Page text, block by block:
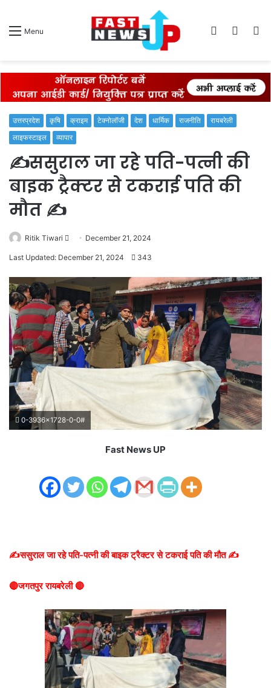
Menu
Switch
Log
उत्तरप्रदेश कृषि क्राइम टेक्नोलॉजी देश धार्मिक राजनीति
रायबरेली
लाइफस्टाइल
व्यापार
✍️ससुराल जा रहे पति-पत्नी की
बाइक ट्रैक्टर से टकराई पति की
मौत ✍️
Ritik Tiwari
Send December 21, 2024
Last Updated: December 21, 2024 343
0-3936x1728-0-0#
Fast News UP
✍️ससुराल जा रहे पति-पत्नी की बाइक ट्रैक्टर से टकराई पति की मौत ✍️
🔴जगतपुर रायबरेली 🔴